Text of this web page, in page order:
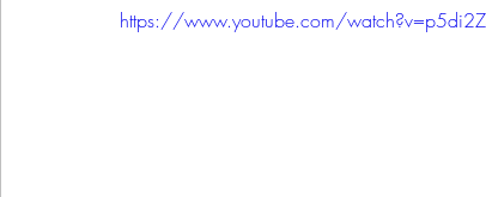
https://www.youtube.com/